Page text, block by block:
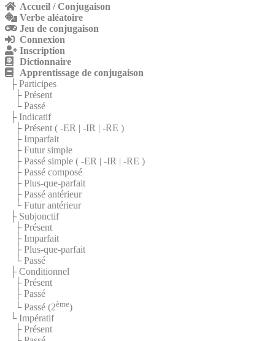
Accueil / Conjugaison
Verbe aléatoire
Jeu de conjugaison
Connexion
Inscription
Dictionnaire
Apprentissage de conjugaison
├ Participes
├ Présent
└ Passé
├ Indicatif
├ Présent ( -ER | -IR | -RE )
├ Imparfait
├ Futur simple
├ Passé simple ( -ER | -IR | -RE )
├ Passé composé
├ Plus-que-parfait
├ Passé antérieur
└ Futur antérieur
├ Subjonctif
├ Présent
├ Imparfait
├ Plus-que-parfait
└ Passé
├ Conditionnel
├ Présent
├ Passé
└ Passé (2ème)
└ Impératif
├ Présent